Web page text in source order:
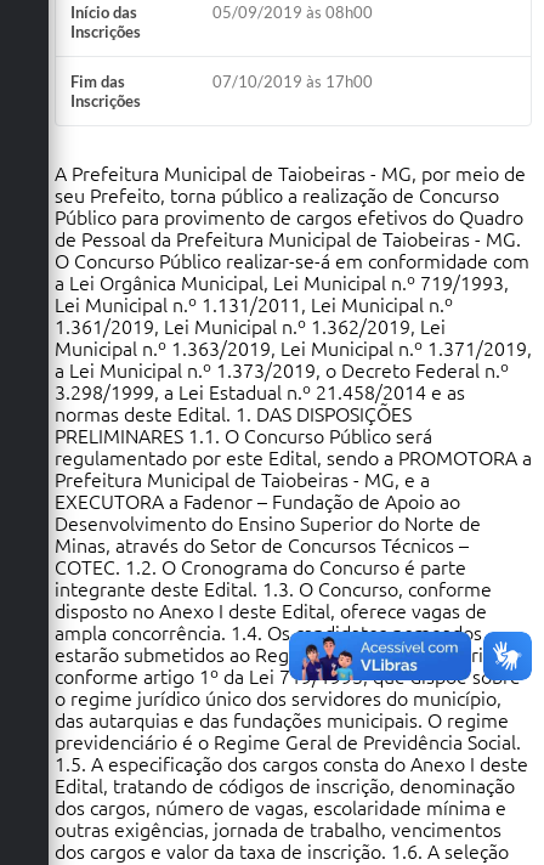
Galeria de Fotos
Galeria de Vídeos
Serviços Online
Enquete
Links
Telefones Úteis
Contato
Sala M. do Empreendedor
Secretarias
Início das
Inscrições
05/09/2019 às 08h00
Fim das
Inscrições
07/10/2019 às 17h00
A Prefeitura Municipal de Taiobeiras - MG, por meio de
seu Prefeito, torna público a realização de Concurso
Público para provimento de cargos efetivos do Quadro
de Pessoal da Prefeitura Municipal de Taiobeiras - MG.
O Concurso Público realizar-se-á em conformidade com
a Lei Orgânica Municipal, Lei Municipal n.º 719/1993,
Lei Municipal n.º 1.131/2011, Lei Municipal n.º
1.361/2019, Lei Municipal n.º 1.362/2019, Lei
Municipal n.º 1.363/2019, Lei Municipal n.º 1.371/2019,
a Lei Municipal n.º 1.373/2019, o Decreto Federal n.º
3.298/1999, a Lei Estadual n.º 21.458/2014 e as
normas deste Edital. 1. DAS DISPOSIÇÕES
PRELIMINARES 1.1. O Concurso Público será
regulamentado por este Edital, sendo a PROMOTORA a
Prefeitura Municipal de Taiobeiras - MG, e a
EXECUTORA a Fadenor – Fundação de Apoio ao
Desenvolvimento do Ensino Superior do Norte de
Minas, através do Setor de Concursos Técnicos –
COTEC. 1.2. O Cronograma do Concurso é parte
integrante deste Edital. 1.3. O Concurso, conforme
disposto no Anexo I deste Edital, oferece vagas de
ampla concorrência. 1.4. Os candidatos nomeados
estarão submetidos ao Regime Jurídico Estatutário,
conforme artigo 1º da Lei 719/1993, que dispõe sobre
o regime jurídico único dos servidores do município,
das autarquias e das fundações municipais. O regime
previdenciário é o Regime Geral de Previdência Social.
1.5. A especificação dos cargos consta do Anexo I deste
Edital, tratando de códigos de inscrição, denominação
dos cargos, número de vagas, escolaridade mínima e
outras exigências, jornada de trabalho, vencimentos
dos cargos e valor da taxa de inscrição. 1.6. A seleção